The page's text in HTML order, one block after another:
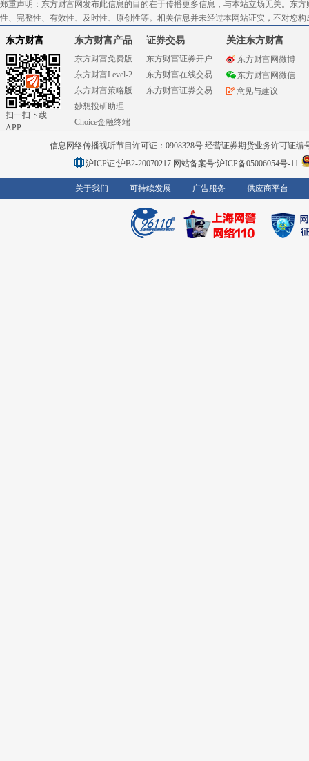
郑重声明：东方财富网发布此信息的目的在于传播更多信息，与本站立场无关。东
性、完整性、有效性、及时性、原创性等。相关信息并未经过本网站证实，不对您
东方财富
扫一扫下载
APP
东方财富产品
东方财富免费版
东方财富Level-2
东方财富策略版
妙想投研助理
Choice金融终端
证券交易
东方财富证券开户
东方财富在线交易
东方财富证券交易
关注东方财富
东方财富网微博
东方财富网微信
意见与建议
信息网络传播视听节目许可证：0908328号 经营证券期货业务许可证编
沪ICP证:沪B2-20070217 网站备案号:沪ICP备05006054号-11
关于我们 可持续发展 广告服务 供应商平台